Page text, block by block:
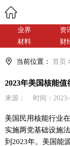
业界 资
材料
财
当前位置： 首页
2023年美国核能
来源： 时间：2023-
美国民用核能行业
实施两党基础设施
到2023年。美国能